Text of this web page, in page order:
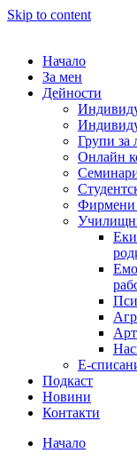
Skip to content
Начало
За мен
Дейности
Групи за
Онлайн
Фирмени
Е-
Подкаст
Новини
Контакти
Начало